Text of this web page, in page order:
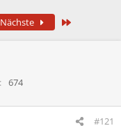
Nächste
674
#121